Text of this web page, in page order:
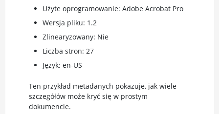
Użyte oprogramowanie: Adobe Acrobat Pro
Wersja pliku: 1.2
Zlinearyzowany: Nie
Liczba stron: 27
Język: en-US
Ten przykład metadanych pokazuje, jak wiele
szczegółów może kryć się w prostym
dokumencie.